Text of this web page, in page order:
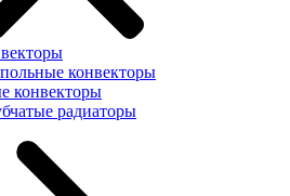
конвекторы
конвекторы
радиаторы